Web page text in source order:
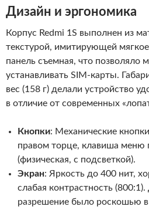
Дизайн и эргономика
Корпус Redmi 1S выполнен из
текстурой, имитирующей
панель съемная, что позволяло
устанавливать SIM-карты.
вес (158 г) делали устройство
в отличие от современных
Кнопки: Механические
правом торце, клавиша меню
(физическая, с подсветкой).
Экран: Яркость до 400 нит,
слабая контрастность
разрешение было роскошью